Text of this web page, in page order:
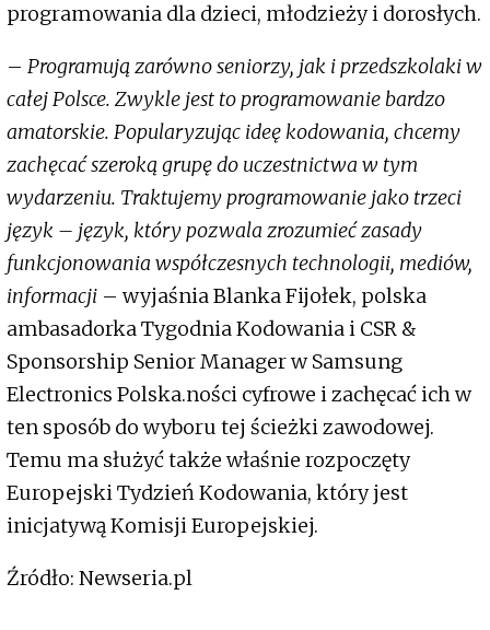
programowania dla dzieci, młodzieży i dorosłych.
– Programują zarówno seniorzy, jak i przedszkolaki w
całej Polsce. Zwykle jest to programowanie bardzo
amatorskie. Popularyzując ideę kodowania, chcemy
zachęcać szeroką grupę do uczestnictwa w tym
wydarzeniu. Traktujemy programowanie jako trzeci
język – język, który pozwala zrozumieć zasady
funkcjonowania współczesnych technologii, mediów,
informacji – wyjaśnia Blanka Fijołek, polska
ambasadorka Tygodnia Kodowania i CSR &
Sponsorship Senior Manager w Samsung
Electronics Polska.ności cyfrowe i zachęcać ich w
ten sposób do wyboru tej ścieżki zawodowej.
Temu ma służyć także właśnie rozpoczęty
Europejski Tydzień Kodowania, który jest
inicjatywą Komisji Europejskiej.
Źródło: Newseria.pl